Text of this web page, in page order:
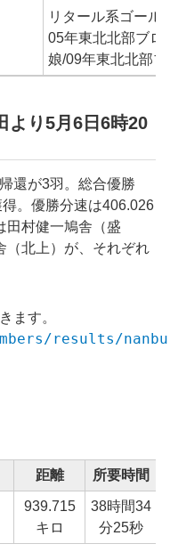
リタール系ゴール
05年東北北部ブロ
娘/09年東北北部
より5月6日6時20
還が3羽。総合優勝
。優勝分速は406.026
田村健一鳩舎（盛
（北上）が、それぞれ
ます。
results/
距離 所要時間
939.715
キロ
38時間34
分25秒